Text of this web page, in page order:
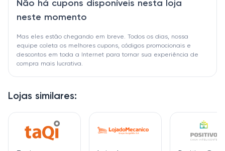
Lojas similares:
Não há cupons disponíveis nesta loja
neste momento
Mas eles estão chegando em breve. Todos os dias, nossa
equipe coleta os melhores cupons, códigos promocionais e
descontos em toda a Internet para tornar sua experiência de
compra mais lucrativa.